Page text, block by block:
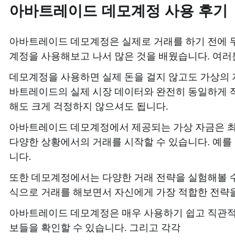
아바트레이드 데모계정 사용 후기
아바트레이드 데모계정은 실제로 거래를 하기 전에
계정을 사용해보고 나서 많은 것을 배웠습니다. 여
데모계정을 사용하면 실제 돈을 걸지 않고도 가상
바트레이드의 실제 시장 데이터와 완전히 동일하게
해도 크게 걱정하지 않으셔도 됩니다.
아바트레이드 데모계정에서 제공되는 가상 자금은
다양한 상황에서의 거래를 시작할 수 있습니다. 예
니다.
또한 데모계정에서는 다양한 거래 전략을 실험해볼
식으로 거래를 해보면서 자신에게 가장 적합한 전
아바트레이드 데모계정은 매우 사용하기 쉽고 직관
보들을 확인할 수 있습니다. 그리고 각각